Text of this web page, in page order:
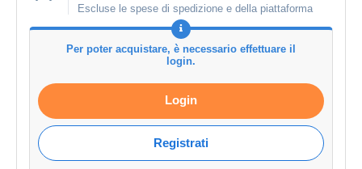
Escluse le spese di spedizione e della piattaforma
Per poter acquistare, è necessario effettuare il
login.
Login
Registrati